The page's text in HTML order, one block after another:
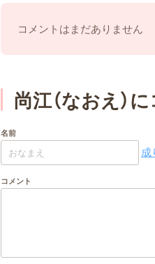
コメントはまだありません
尚江（なおえ）
名前
成
コメント